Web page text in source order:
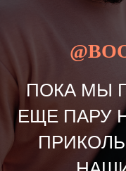
ПОКА МЫ
ЕЩЕ ПАРУ